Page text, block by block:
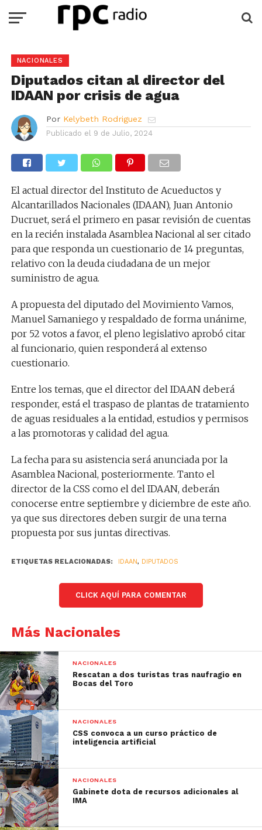
NACIONALES
Diputados citan al director del
IDAAN por crisis de agua
Por Kelybeth Rodriguez
Publicado el 9 de Julio, 2024
El actual director del Instituto de Acueductos y
Alcantarillados Nacionales (IDAAN), Juan Antonio
Ducruet, será el primero en pasar revisión de cuentas
en la recién instalada Asamblea Nacional al ser citado
para que responda un cuestionario de 14 preguntas,
relativo con la deuda ciudadana de un mejor
suministro de agua.
A propuesta del diputado del Movimiento Vamos,
Manuel Samaniego y respaldado de forma unánime,
por 52 votos a favor, el pleno legislativo aprobó citar
al funcionario, quien responderá al extenso
cuestionario.
Entre los temas, que el director del IDAAN deberá
responder, está el traspaso de plantas de tratamiento
de aguas residuales a la entidad, estudios y permisos
a las promotoras y calidad del agua.
La fecha para su asistencia será anunciada por la
Asamblea Nacional, posteriormente. Tanto el
director de la CSS como el del IDAAN, deberán
conocerse entre septiembre y diciembre de este año.
ya que sus directores deben surgir de una terna
propuesta por sus juntas directivas.
ETIQUETAS RELACIONADAS: IDAAN, DIPUTADOS
CLICK AQUÍ PARA COMENTAR
Más Nacionales
NACIONALES
Rescatan a dos turistas tras naufragio en
Bocas del Toro
NACIONALES
CSS convoca a un curso práctico de
inteligencia artificial
NACIONALES
Gabinete dota de recursos adicionales al
IMA